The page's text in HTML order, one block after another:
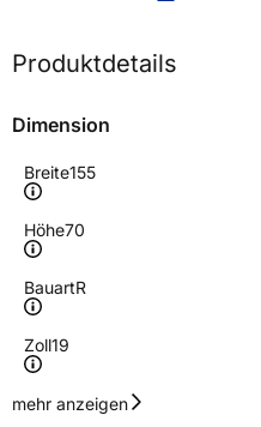
Produktdetails
Dimension
Breite155
Höhe70
BauartR
Zoll19
Geschwindigkeitsindex
mehr anzeigen